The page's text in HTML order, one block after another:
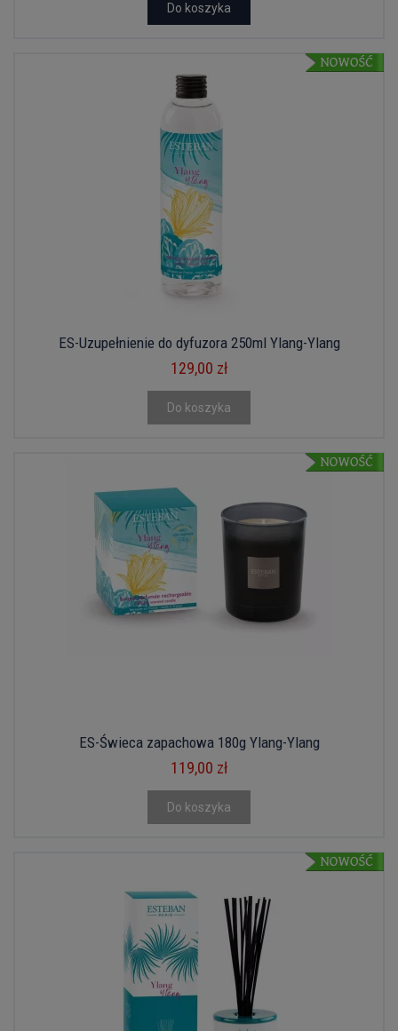
Do koszyka
ES-Uzupełnienie do dyfuzora 250ml Ylang-Ylang
129,00 zł
Do koszyka
ES-Świeca zapachowa 180g Ylang-Ylang
119,00 zł
Do koszyka